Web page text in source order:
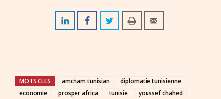
MOTS CLES amcham tunisian
diplomatie tunisienne
economie
prosper africa tunisie
youssef chahed